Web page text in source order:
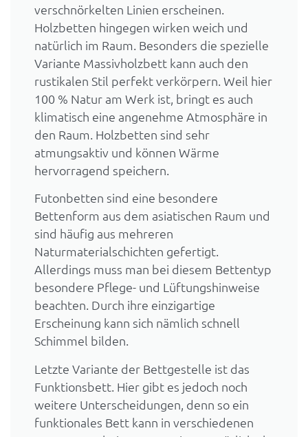
verschnörkelten Linien erscheinen.
Holzbetten hingegen wirken weich und
natürlich im Raum. Besonders die spezielle
Variante Massivholzbett kann auch den
rustikalen Stil perfekt verkörpern. Weil hier
100 % Natur am Werk ist, bringt es auch
klimatisch eine angenehme Atmosphäre in
den Raum. Holzbetten sind sehr
atmungsaktiv und können Wärme
hervorragend speichern.
Futonbetten sind eine besondere
Bettenform aus dem asiatischen Raum und
sind häufig aus mehreren
Naturmaterialschichten gefertigt.
Allerdings muss man bei diesem Bettentyp
besondere Pflege- und Lüftungshinweise
beachten. Durch ihre einzigartige
Erscheinung kann sich nämlich schnell
Schimmel bilden.
Letzte Variante der Bettgestelle ist das
Funktionsbett. Hier gibt es jedoch noch
weitere Unterscheidungen, denn so ein
funktionales Bett kann in verschiedenen